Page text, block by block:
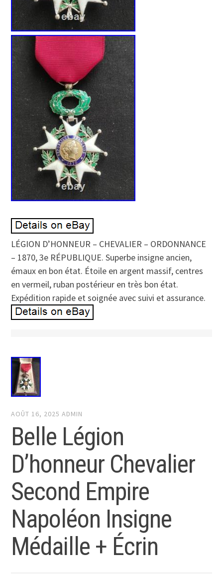
LÉGION D’HONNEUR – CHEVALIER – ORDONNANCE
– 1870, 3e RÉPUBLIQUE. Superbe insigne ancien,
émaux en bon état. Étoile en argent massif, centres
en vermeil, ruban postérieur en très bon état.
Expédition rapide et soignée avec suivi et assurance.
AOÛT 16, 2025 ADMIN
Belle Légion
D’honneur Chevalier
Second Empire
Napoléon Insigne
Médaille + Écrin